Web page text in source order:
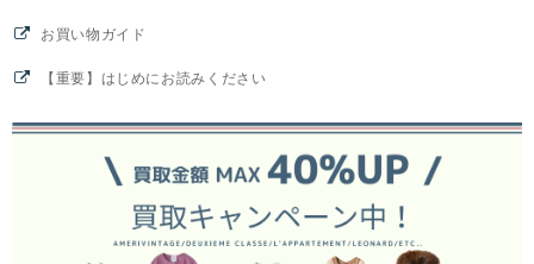
お買い物ガイド
【重要】はじめにお読みください